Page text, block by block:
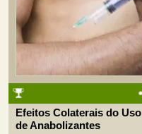
Efeitos Colaterais do Uso
de Anabolizantes